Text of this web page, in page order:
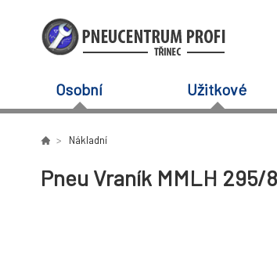
Osobní Užitkové
Nákladní
Pneu Vraník MMLH 295/